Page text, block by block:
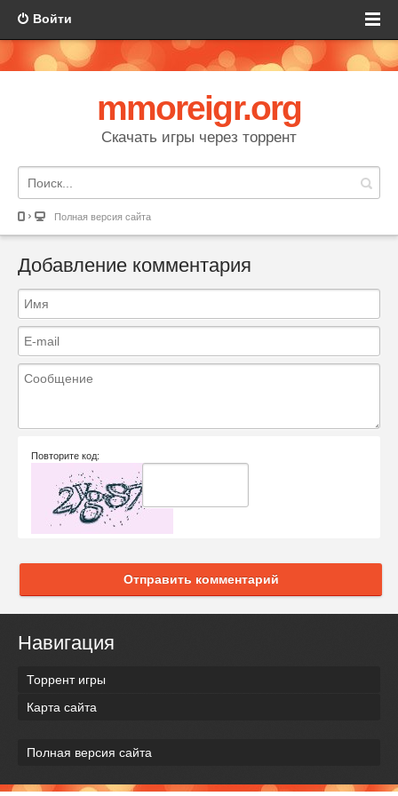
Войти
mmoreigr.org
Скачать игры через торрент
Полная версия сайта
Добавление комментария
Повторите код:
Отправить комментарий
Навигация
Торрент игры
Карта сайта
Полная версия сайта